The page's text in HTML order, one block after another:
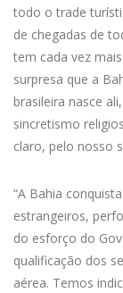
todo o trade
de chegadas de
tem cada vez
surpresa que a
brasileira nasce
sincretismo
claro, pelo nosso
“A Bahia
estrangeiros,
do esforço do
qualificação dos
aérea. Temos